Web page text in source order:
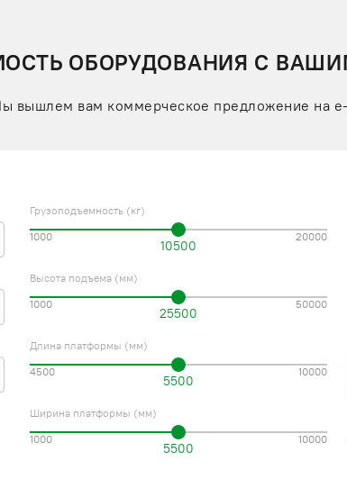
ОБОРУДОВАНИЯ С
вышлем вам коммерческое предложение на
Грузоподъемность (кг)
10500
1000 20000
Высота подъема (мм)
25500
1000 50000
Длина платформы (мм)
5500
4500 10000
Ширина платформы (мм)
5500
1000 10000